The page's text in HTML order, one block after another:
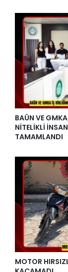
ATEŞİN
BAÜN VE
NİTELİKLİ
TAMAMLANDI